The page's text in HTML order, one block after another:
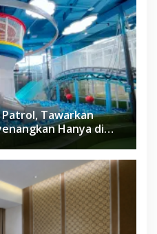
Tawarkan
Hanya di